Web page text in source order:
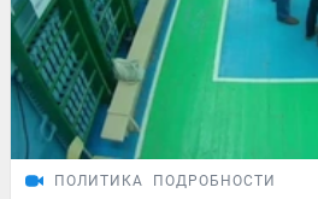
ПОЛИТИКА ПОДРОБНОСТИ